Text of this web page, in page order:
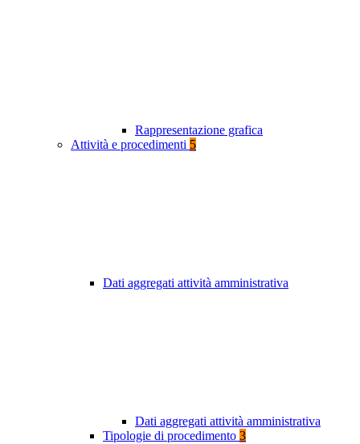
Rappresentazione grafica
Attività e procedimenti 5
Dati aggregati attività amministrativa
Dati aggregati attività amministrativa
Tipologie di procedimento 3